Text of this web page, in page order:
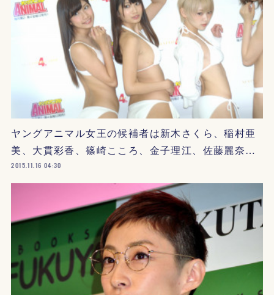
ヤングアニマル女王の候補者は新木さくら、稲村亜
美、大貫彩香、篠崎こころ、金子理江、佐藤麗奈…
2015.11.16 04:30